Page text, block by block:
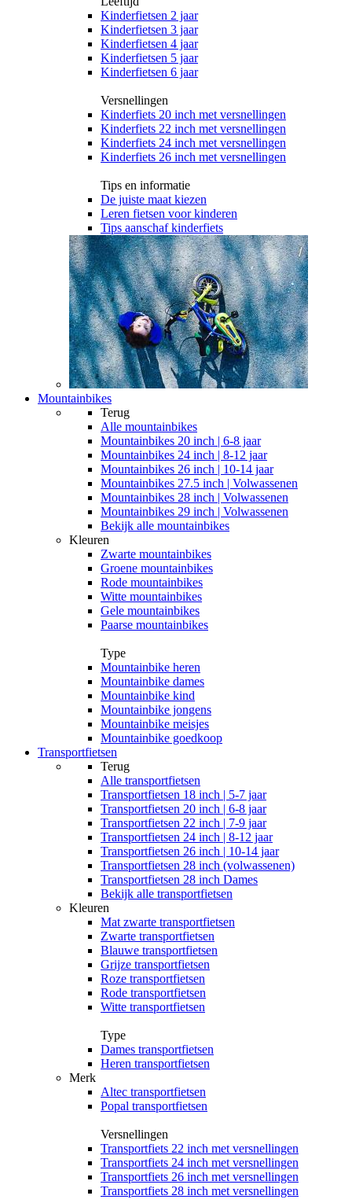
Kinderfietsen 2 jaar
Kinderfietsen 3 jaar
Kinderfietsen 4 jaar
Kinderfietsen 5 jaar
Kinderfietsen 6 jaar
Versnellingen
Kinderfiets 20 inch met versnellingen
Kinderfiets 22 inch met versnellingen
Kinderfiets 24 inch met versnellingen
Kinderfiets 26 inch met versnellingen
Tips en informatie
De juiste maat kiezen
Leren fietsen voor kinderen
Tips aanschaf kinderfiets
Mountainbikes
Terug
Alle mountainbikes
Mountainbikes 20 inch | 6-8 jaar
Mountainbikes 24 inch | 8-12 jaar
Mountainbikes 26 inch | 10-14 jaar
Mountainbikes 27.5 inch | Volwassenen
Mountainbikes 28 inch | Volwassenen
Mountainbikes 29 inch | Volwassenen
Bekijk alle mountainbikes
Kleuren
Zwarte mountainbikes
Groene mountainbikes
Rode mountainbikes
Witte mountainbikes
Gele mountainbikes
Paarse mountainbikes
Type
Mountainbike heren
Mountainbike dames
Mountainbike kind
Mountainbike jongens
Mountainbike meisjes
Mountainbike goedkoop
Transportfietsen
Terug
Alle transportfietsen
Transportfietsen 18 inch | 5-7 jaar
Transportfietsen 20 inch | 6-8 jaar
Transportfietsen 22 inch | 7-9 jaar
Transportfietsen 24 inch | 8-12 jaar
Transportfietsen 26 inch | 10-14 jaar
Transportfietsen 28 inch (volwassenen)
Transportfietsen 28 inch Dames
Bekijk alle transportfietsen
Kleuren
Mat zwarte transportfietsen
Zwarte transportfietsen
Blauwe transportfietsen
Grijze transportfietsen
Roze transportfietsen
Rode transportfietsen
Witte transportfietsen
Type
Dames transportfietsen
Heren transportfietsen
Merk
Altec transportfietsen
Popal transportfietsen
Versnellingen
Transportfiets 22 inch met versnellingen
Transportfiets 24 inch met versnellingen
Transportfiets 26 inch met versnellingen
Transportfiets 28 inch met versnellingen